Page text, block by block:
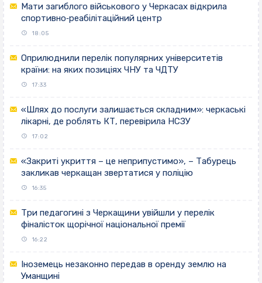
Мати загиблого військового у Черкасах відкрила
спортивно‐реабілітаційний центр
18:05
Оприлюднили перелік популярних університетів
країни: на яких позиціях ЧНУ та ЧДТУ
17:33
«Шлях до послуги залишається складним»: черкаські
лікарні, де роблять КТ, перевірила НСЗУ
17:02
«Закриті укриття – це неприпустимо», – Табурець
закликав черкащан звертатися у поліцію
16:35
Три педагогині з Черкащини увійшли у перелік
фіналісток щорічної національної премії
16:22
Іноземець незаконно передав в оренду землю на
Уманщині